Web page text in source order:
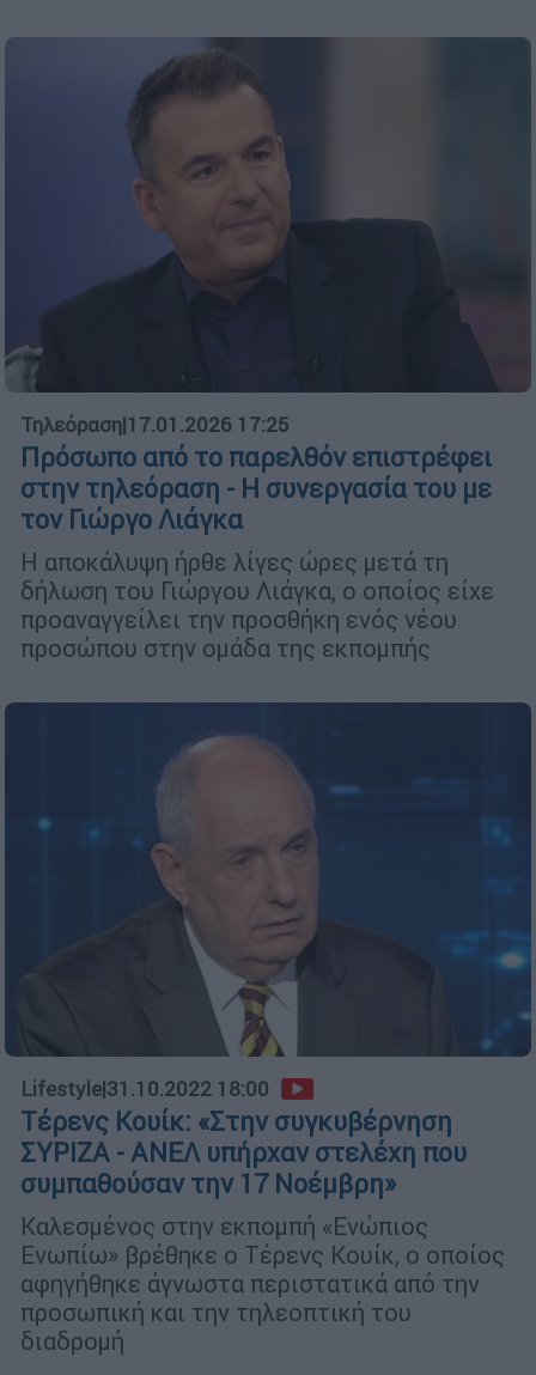
Τηλεόραση|17.01.2026 17:25
Πρόσωπο από το παρελθόν επιστρέφει
στην τηλεόραση - Η συνεργασία του με
τον Γιώργο Λιάγκα
Η αποκάλυψη ήρθε λίγες ώρες μετά τη
δήλωση του Γιώργου Λιάγκα, ο οποίος είχε
προαναγγείλει την προσθήκη ενός νέου
προσώπου στην ομάδα της εκπομπής
Lifestyle|31.10.2022 18:00
Τέρενς Κουίκ: «Στην συγκυβέρνηση
ΣΥΡΙΖΑ - ΑΝΕΛ υπήρχαν στελέχη που
συμπαθούσαν την 17 Νοέμβρη»
Καλεσμένος στην εκπομπή «Ενώπιος
Ενωπίω» βρέθηκε ο Τέρενς Κουίκ, ο οποίος
αφηγήθηκε άγνωστα περιστατικά από την
προσωπική και την τηλεοπτική του
διαδρομή